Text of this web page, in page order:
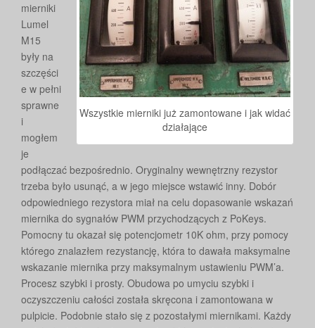
Wszystkie mierniki już zamontowane i jak widać
działające
mierniki
Lumel
M15
były na
szczęści
e w pełni
sprawne
i
mogłem
je
podłączać bezpośrednio. Oryginalny wewnętrzny rezystor
trzeba było usunąć, a w jego miejsce wstawić inny. Dobór
odpowiedniego rezystora miał na celu dopasowanie wskazań
miernika do sygnałów PWM przychodzących z PoKeys.
Pomocny tu okazał się potencjometr 10K ohm, przy pomocy
którego znalazłem rezystancję, która to dawała maksymalne
wskazanie miernika przy maksymalnym ustawieniu PWM’a.
Procesz szybki i prosty. Obudowa po umyciu szybki i
oczyszczeniu całości została skręcona i zamontowana w
pulpicie. Podobnie stało się z pozostałymi miernikami. Każdy